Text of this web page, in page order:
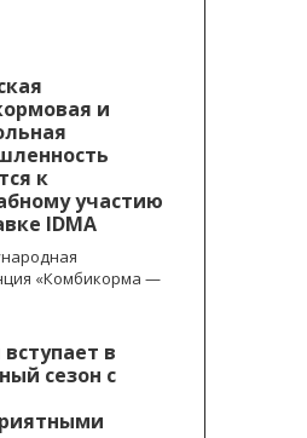
и
к
участию
IDMA
«Комбикорма —
в
сезон с